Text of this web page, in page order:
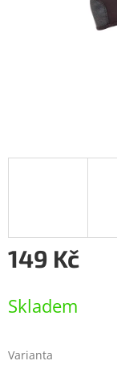
149 Kč
cena:
Skladem
Varianta